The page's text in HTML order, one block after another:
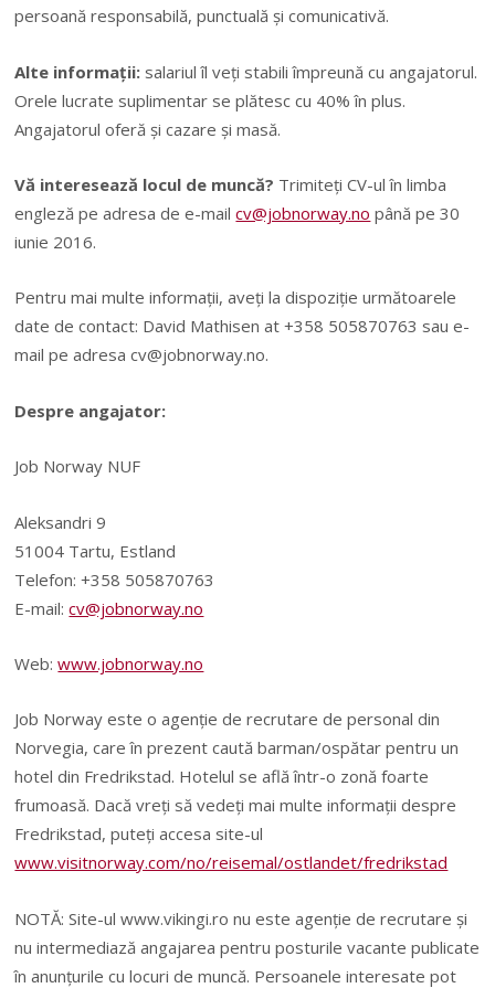
persoană responsabilă, punctuală și comunicativă.
Alte informații: salariul îl veți stabili împreună cu angajatorul.
Orele lucrate suplimentar se plătesc cu 40% în plus.
Angajatorul oferă și cazare și masă.
Vă interesează locul de muncă? Trimiteți CV-ul în limba
engleză pe adresa de e-mailcv@jobnorway.no până pe 30
iunie 2016.
Pentru mai multe informații, aveți la dispoziție următoarele
date de contact: David Mathisen at +358 505870763 sau e-
mail pe adresacv@jobnorway.no.
Despre angajator:
Job Norway NUF
Aleksandri 9
51004 Tartu, Estland
Telefon: +358 505870763
E-mail:cv@jobnorway.no
Web:www.jobnorway.no
Job Norway este o agenție de recrutare de personal din
Norvegia, care în prezent caută barman/ospătar pentru un
hotel din Fredrikstad. Hotelul se află într-o zonă foarte
frumoasă. Dacă vreți să vedeți mai multe informații despre
Fredrikstad, puteți accesa site-ul
www.visitnorway.com/no/reisemal/ostlandet/fredrikstad
NOTĂ: Site-ul www.vikingi.ro nu este agenție de recrutare și
nu intermediază angajarea pentru posturile vacante publicate
în anunțurile cu locuri de muncă. Persoanele interesate pot